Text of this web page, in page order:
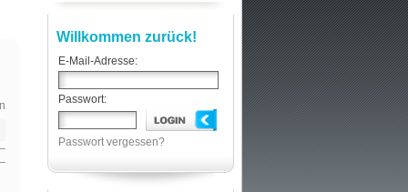
Willkommen zurück!
E-Mail-Adresse:
Passwort:
Passwort vergessen?